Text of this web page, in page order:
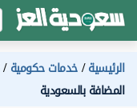
الرئيسية خدمات حكومية
المضافة بالسعودية